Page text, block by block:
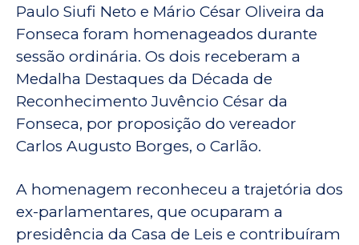
Paulo Siufi Neto e Mário César Oliveira da
Fonseca foram homenageados durante
sessão ordinária. Os dois receberam a
Medalha Destaques da Década de
Reconhecimento Juvêncio César da
Fonseca, por proposição do vereador
Carlos Augusto Borges, o Carlão.
A homenagem reconheceu a trajetória dos
ex-parlamentares, que ocuparam a
presidência da Casa de Leis e contribuíram